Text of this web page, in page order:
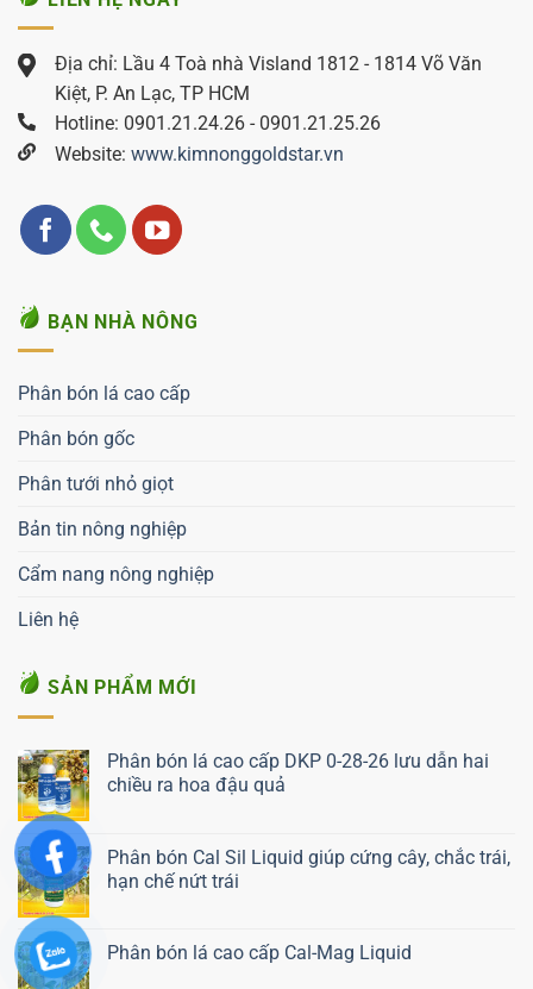
Địa chỉ: Lầu 4 Toà nhà Visland 1812 - 1814 Võ Văn
Kiệt, P. An Lạc, TP HCM
Hotline: 0901.21.24.26 - 0901.21.25.26
Website: www.kimnonggoldstar.vn
BẠN NHÀ NÔNG
Phân bón lá cao cấp
Phân bón gốc
Phân tưới nhỏ giọt
Bản tin nông nghiệp
Cẩm nang nông nghiệp
Liên hệ
SẢN PHẨM MỚI
Phân bón lá cao cấp DKP 0-28-26 lưu dẫn hai
chiều ra hoa đậu quả
Phân bón Cal Sil Liquid giúp cứng cây, chắc trái,
hạn chế nứt trái
Liên hệ ngay
Phân bón lá cao cấp Cal-Mag Liquid